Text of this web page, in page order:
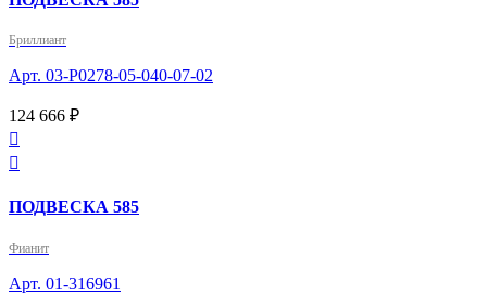
Бриллиант
Арт. 03-P0278-05-040-07-02
124 666 ₽


ПОДВЕСКА 585
Фианит
Арт. 01-316961